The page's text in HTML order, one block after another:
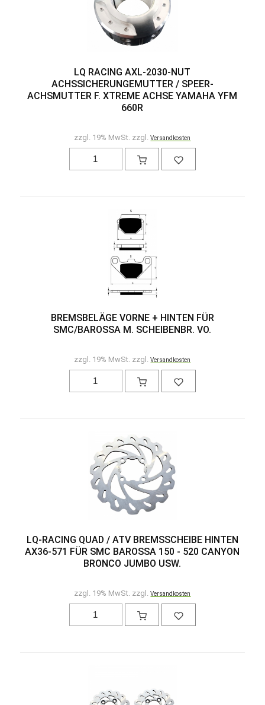
LQ RACING AXL-2030-NUT
ACHSSICHERUNGEMUTTER / SPEER-
ACHSMUTTER F. XTREME ACHSE YAMAHA YFM
660R
zzgl. 19% MwSt. zzgl.Versandkosten
BREMSBELÄGE VORNE + HINTEN FÜR
SMC/BAROSSA M. SCHEIBENBR. VO.
zzgl. 19% MwSt. zzgl.Versandkosten
LQ-RACING QUAD / ATV BREMSSCHEIBE HINTEN
AX36-571 FÜR SMC BAROSSA 150 - 520 CANYON
BRONCO JUMBO USW.
zzgl. 19% MwSt. zzgl.Versandkosten